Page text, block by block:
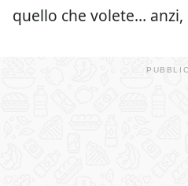
quello che volete…